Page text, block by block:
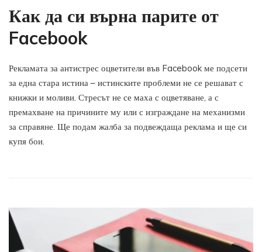
Как да си върна парите от
Facebook
Рекламата за антистрес оцветители във Facebook ме подсети
за една стара истина – истинските проблеми не се решават с
книжки и моливи. Стресът не се маха с оцветяване, а с
премахване на причините му или с изграждане на механизми
за справяне. Ще подам жалба за подвеждаща реклама и ще си
купя бои.